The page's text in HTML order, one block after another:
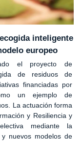
inteligente
europeo
el proyecto de
de residuos de
financiadas por
un ejemplo de
La actuación forma
y Resiliencia y
mediante la
y nuevos modelos de